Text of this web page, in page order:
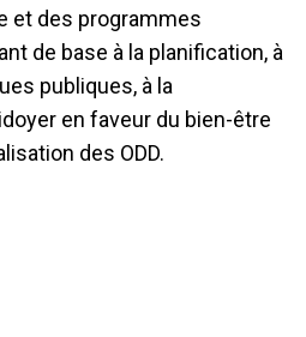
et des programmes
de base à la planification, à
publiques, à la
en faveur du bien-être
des ODD.